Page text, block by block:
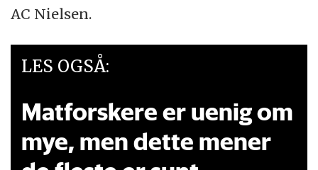
AC Nielsen.
LES OGSÅ:
Matforskere er uenig om
mye, men dette mener